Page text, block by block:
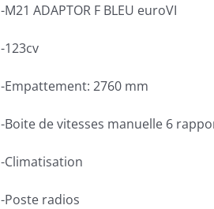
-M21 ADAPTOR F BLEU euroVI
-123cv
-Empattement: 2760 mm
-Boite de vitesses manuelle 6
-Climatisation
-Poste radios